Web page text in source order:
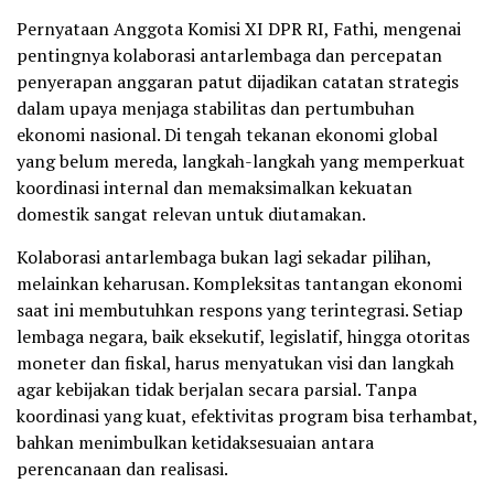
Pernyataan Anggota Komisi XI DPR RI, Fathi, mengenai
pentingnya kolaborasi antarlembaga dan percepatan
penyerapan anggaran patut dijadikan catatan strategis
dalam upaya menjaga stabilitas dan pertumbuhan
ekonomi nasional. Di tengah tekanan ekonomi global
yang belum mereda, langkah-langkah yang memperkuat
koordinasi internal dan memaksimalkan kekuatan
domestik sangat relevan untuk diutamakan.
Kolaborasi antarlembaga bukan lagi sekadar pilihan,
melainkan keharusan. Kompleksitas tantangan ekonomi
saat ini membutuhkan respons yang terintegrasi. Setiap
lembaga negara, baik eksekutif, legislatif, hingga otoritas
moneter dan fiskal, harus menyatukan visi dan langkah
agar kebijakan tidak berjalan secara parsial. Tanpa
koordinasi yang kuat, efektivitas program bisa terhambat,
bahkan menimbulkan ketidaksesuaian antara
perencanaan dan realisasi.